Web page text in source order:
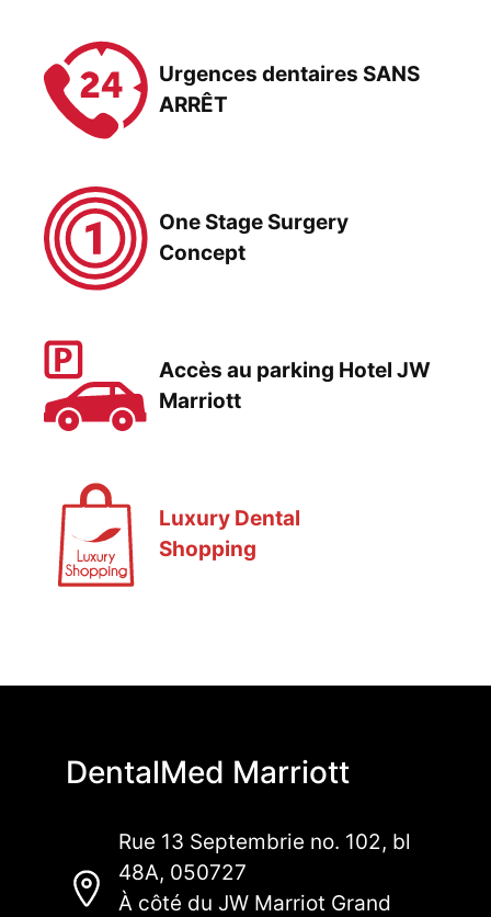
Urgences dentaires SANS
ARRÊT
One Stage Surgery
Concept
Accès au parking Hotel JW
Marriott
Luxury Dental
Shopping
DentalMed Marriott
Rue 13 Septembrie no. 102, bl
48A, 050727
À côté du JW Marriot Grand